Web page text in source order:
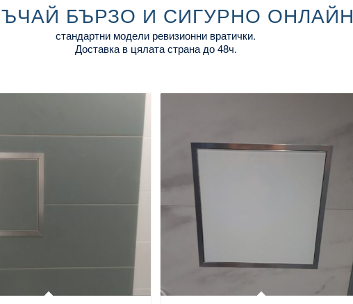
БЪРЗО И СИГУРНО ОНЛАЙН
стандартни модели ревизионни вратички.
Доставка в цялата страна до 48ч.